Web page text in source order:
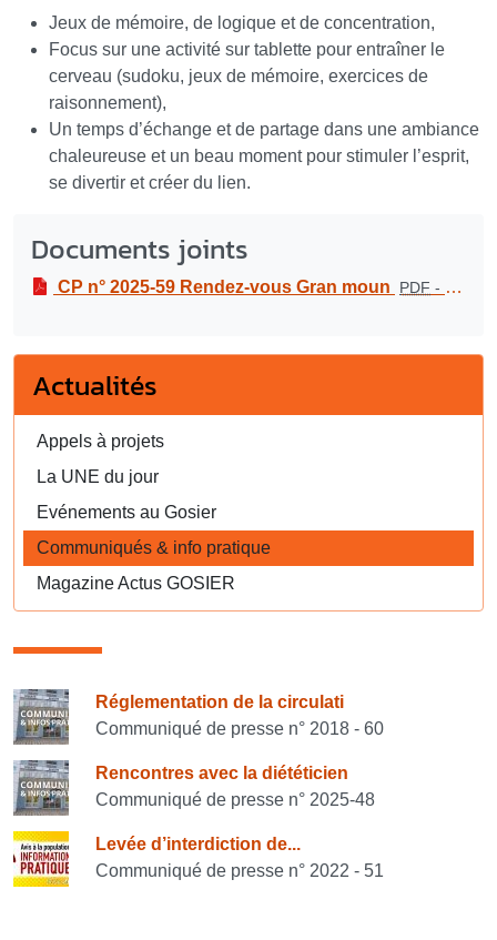
Jeux de mémoire, de logique et de concentration,
Focus sur une activité sur tablette pour entraîner le
cerveau (sudoku, jeux de mémoire, exercices de
raisonnement),
Un temps d’échange et de partage dans une ambiance
chaleureuse et un beau moment pour stimuler l’esprit,
se divertir et créer du lien.
Documents joints
CP n° 2025-59 Rendez-vous Gran moun PDF - 233.9
Actualités
Appels à projets
La UNE du jour
Evénements au Gosier
Communiqués & info pratique
Magazine Actus GOSIER
Consulter également
Réglementation de la circulati
Communiqué de presse n° 2018 - 60
Rencontres avec la diététicien
Communiqué de presse n° 2025-48
Levée d’interdiction de...
Communiqué de presse n° 2022 - 51